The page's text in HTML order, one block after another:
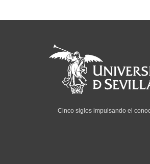
Cinco siglos impulsando el